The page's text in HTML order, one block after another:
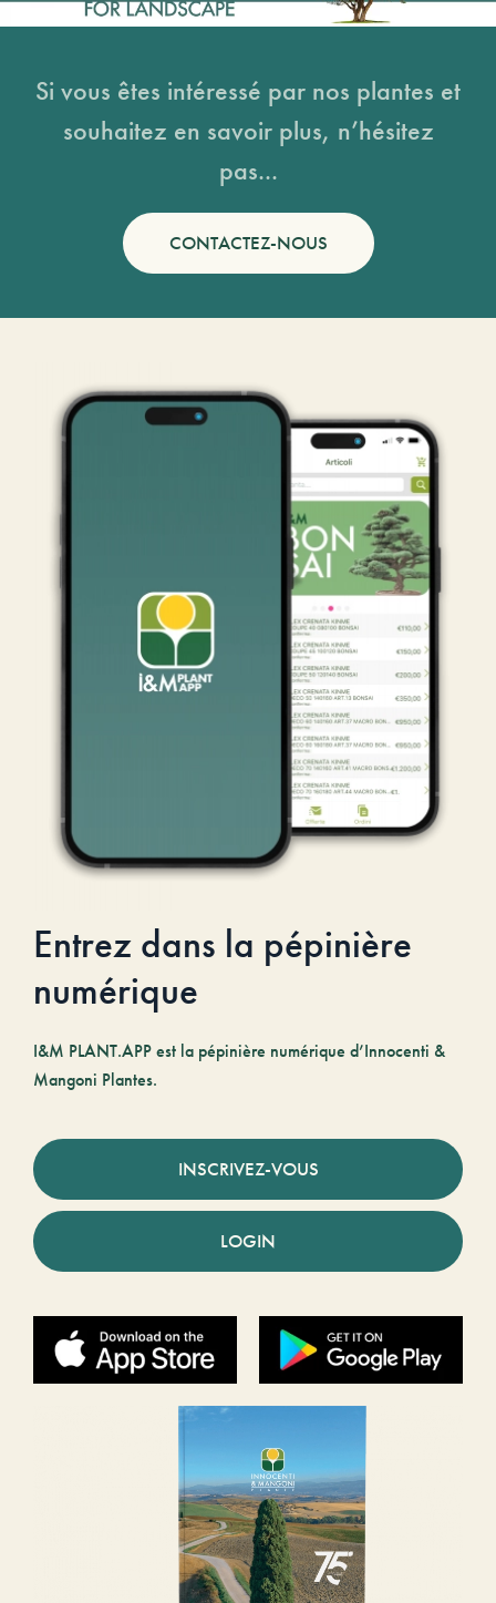
Si vous êtes intéressé par nos plantes et
souhaitez en savoir plus, n’hésitez
pas...
CONTACTEZ-NOUS
Entrez dans la pépinière
numérique
I&M PLANT.APP est la pépinière numérique d’Innocenti &
Mangoni Plantes.
INSCRIVEZ-VOUS
LOGIN